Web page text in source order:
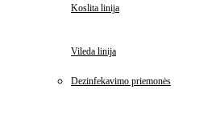
Koslita linija
Vileda linija
Dezinfekavimo priemonės